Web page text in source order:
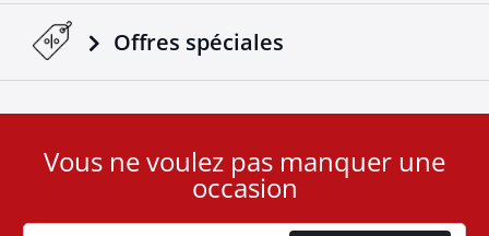
Offres spéciales
User
Cookie
Vous ne voulez pas manquer une
occasion